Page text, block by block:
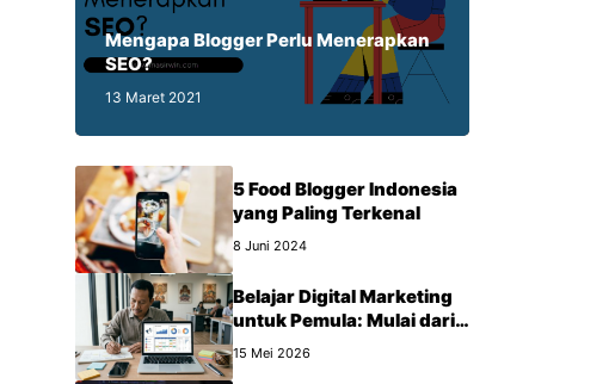
Mengapa Blogger Perlu Menerapkan
SEO?
13 Maret 2021
5 Food Blogger Indonesia
yang Paling Terkenal
8 Juni 2024
Belajar Digital Marketing
untuk Pemula: Mulai dari
Mana?
15 Mei 2026